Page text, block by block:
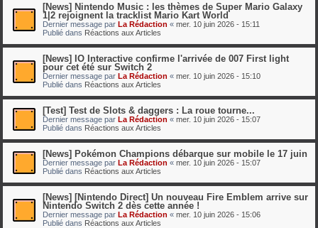
[News] Nintendo Music : les thèmes de Super Mario Galaxy
1|2 rejoignent la tracklist Mario Kart World
Dernier message par La Rédaction « mer. 10 juin 2026 - 15:11
Publié dans Réactions aux Articles
[News] IO Interactive confirme l'arrivée de 007 First light
pour cet été sur Switch 2
Dernier message par La Rédaction « mer. 10 juin 2026 - 15:10
Publié dans Réactions aux Articles
[Test] Test de Slots & daggers : La roue tourne...
Dernier message par La Rédaction « mer. 10 juin 2026 - 15:07
Publié dans Réactions aux Articles
[News] Pokémon Champions débarque sur mobile le 17 juin
Dernier message par La Rédaction « mer. 10 juin 2026 - 15:07
Publié dans Réactions aux Articles
[News] [Nintendo Direct] Un nouveau Fire Emblem arrive sur
Nintendo Switch 2 dès cette année !
Dernier message par La Rédaction « mer. 10 juin 2026 - 15:06
Publié dans Réactions aux Articles